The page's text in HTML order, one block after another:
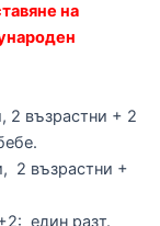
на
2 възрастни + 2
2 възрастни +
един разт.